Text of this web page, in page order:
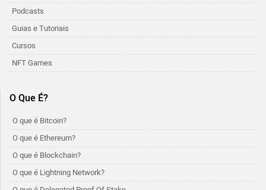
Podcasts
Guias e Tutoriais
Cursos
NFT Games
O Que É?
O que é Bitcoin?
O que é Ethereum?
O que é Blockchain?
O que é Lightning Network?